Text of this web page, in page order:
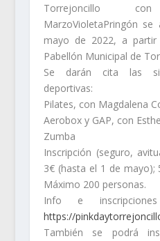
Torrejoncillo
MarzoVioletaPringón
mayo de 2022, a
Pabellón Municipal de
Se darán cita las
deportivas:
Pilates, con Magdalena
Aerobox y GAP, con
Zumba
Inscripción (seguro,
3€ (hasta el 1 de mayo);
Máximo 200 personas.
Info e
https://
También se podrá